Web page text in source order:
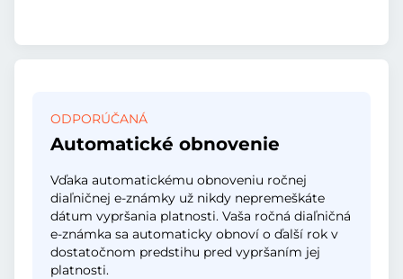
ODPORÚČANÁ
Automatické obnovenie
Vďaka automatickému obnoveniu ročnej
diaľničnej e-známky už nikdy nepremeškáte
dátum vypršania platnosti. Vaša ročná diaľničná
e-známka sa automaticky obnoví o ďalší rok v
dostatočnom predstihu pred vypršaním jej
platnosti.